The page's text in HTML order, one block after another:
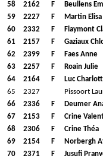
58
2162 F
Beullens
59
2227 F
Martin Elisa
60
2332 F
Flaymont
61
2157 F
Gaziaux
62
2399 F
Faes Anne
63
2257 F
Roain Julie
64
2164 F
Luc
65
2327
Pissoort
66
2336 F
Deumer
67
2153 F
Crine
68
2306 F
Crine Théa
69
2154 F
Norbergh
70
2371 F
Jusufi